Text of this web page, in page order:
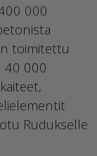
000
toimitettu
40 000
Rudukselle